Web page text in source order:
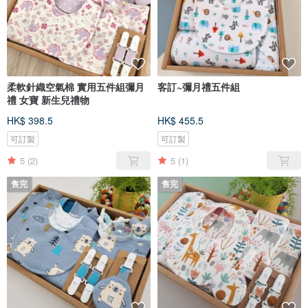
柔軟針織空氣棉 實用五件組彌月
禮 女寶 新生兒禮物
HK$ 398.5
可訂製
5 (2)
客訂~彌月禮五件組
HK$ 455.5
可訂製
5 (1)
售完 售完